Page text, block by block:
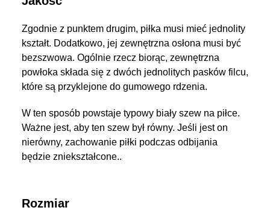
Zgodnie z punktem drugim, piłka musi mieć jednolity
kształt. Dodatkowo, jej zewnętrzna osłona musi być
bezszwowa. Ogólnie rzecz biorąc, zewnętrzna
powłoka składa się z dwóch jednolitych pasków filcu,
które są przyklejone do gumowego rdzenia.
W ten sposób powstaje typowy biały szew na piłce.
Ważne jest, aby ten szew był równy. Jeśli jest on
nierówny, zachowanie piłki podczas odbijania
będzie zniekształcone..
Rozmiar